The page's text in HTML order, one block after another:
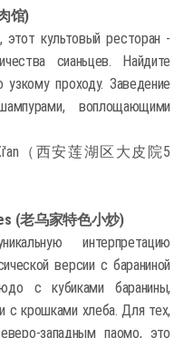
馆)
этот культовый ресторан -
сианьцев. Найдите
проходу. Заведение
воплощающими
Xi'an（西安莲湖区大皮院5
(老乌家特色小炒)
интерпретацию
версии с бараниной
с кубиками баранины,
крошками хлеба. Для тех,
западным паомо, это